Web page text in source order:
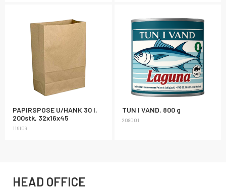
PAPIRSPOSE U/HANK 30 l,
200stk, 32x16x45
116109
TUN I VAND, 800 g
208001
HEAD OFFICE